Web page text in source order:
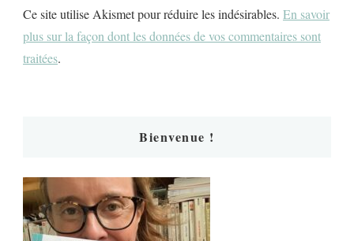
Ce site utilise Akismet pour réduire les indésirables. En savoir
plus sur la façon dont les données de vos commentaires sont
traitées.
Bienvenue !